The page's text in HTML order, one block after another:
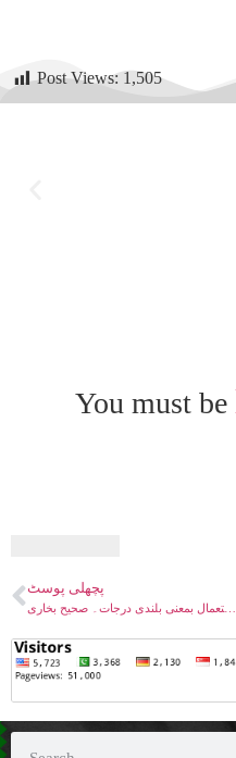
Post Views: 1,505
You must be
پچھلی پوسٹ